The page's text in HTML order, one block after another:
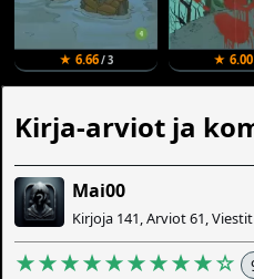
★ 6.66/ 3 ★ 6.00
Kirja-arviot ja
Mai00
Kirjoja 141, Arviot 61,
★★★★★★★★★☆